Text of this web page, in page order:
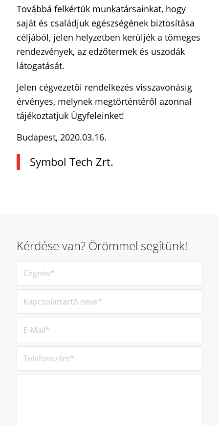
Továbbá felkértük munkatársainkat, hogy
saját és családjuk egészségének biztosítása
céljából, jelen helyzetben kerüljék a tömeges
rendezvények, az edzőtermek és uszodák
látogatását.
Jelen cégvezetői rendelkezés visszavonásig
érvényes, melynek megtörténtéről azonnal
tájékoztatjuk Ügyfeleinket!
Budapest, 2020.03.16.
Symbol Tech Zrt.
Kérdése van? Örömmel segítünk!